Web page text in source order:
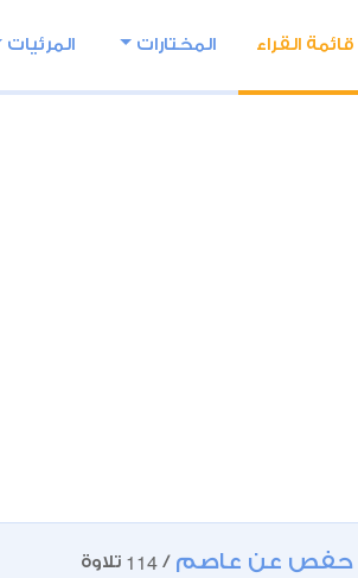
قائمة القراء المختارات المرئيات
- حفص عن عاصم /
114 تلاوة